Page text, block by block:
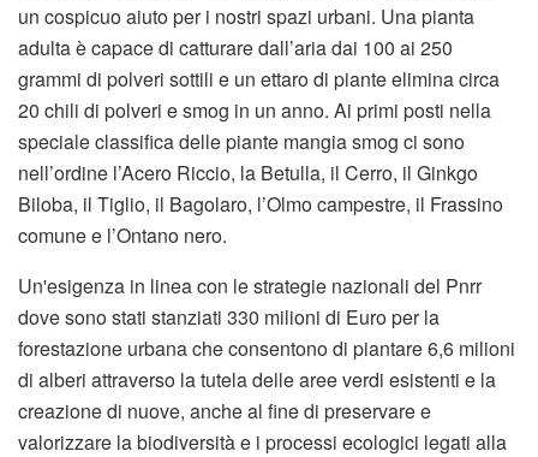
un cospicuo aiuto per i nostri spazi urbani. Una pianta
adulta è capace di catturare dall’aria dai 100 ai 250
grammi di polveri sottili e un ettaro di piante elimina circa
20 chili di polveri e smog in un anno. Ai primi posti nella
speciale classifica delle piante mangia smog ci sono
nell’ordine l’Acero Riccio, la Betulla, il Cerro, il Ginkgo
Biloba, il Tiglio, il Bagolaro, l’Olmo campestre, il Frassino
comune e l’Ontano nero.
Un'esigenza in linea con le strategie nazionali del Pnrr
dove sono stati stanziati 330 milioni di Euro per la
forestazione urbana che consentono di piantare 6,6 milioni
di alberi attraverso la tutela delle aree verdi esistenti e la
creazione di nuove, anche al fine di preservare e
valorizzare la biodiversità e i processi ecologici legati alla